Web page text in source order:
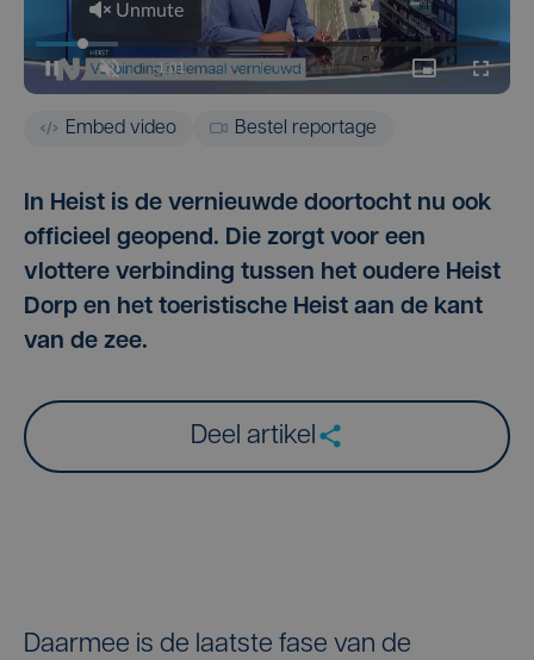
Embed video Bestel reportage
In Heist is de vernieuwde doortocht nu ook
officieel geopend. Die zorgt voor een
vlottere verbinding tussen het oudere Heist
Dorp en het toeristische Heist aan de kant
van de zee.
Deel artikel
Daarmee is de laatste fase van de